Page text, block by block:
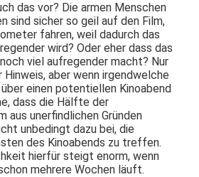
das vor? Die armen Menschen
sind sicher so geil auf den Film,
fahren, weil dadurch das
wird? Oder eher dass das
viel aufregender macht? Nur
aber wenn irgendwelche
einen potentiellen Kinoabend
dass die Hälfte der
aus unerfindlichen Gründen
unbedingt dazu bei, die
des Kinoabends zu treffen.
hierfür steigt enorm, wenn
mehrere Wochen läuft.